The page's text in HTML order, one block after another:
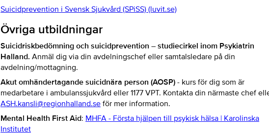
Suicidprevention i Svensk Sjukvård (SPiSS) (luvit.se)
Övriga utbildningar
Suicidriskbedömning och suicidprevention – studiecirkel inom Psykiatrin
Halland. Anmäl dig via din avdelningschef eller samtalsledare på din
avdelning/mottagning.
Akut omhändertagande suicidnära person (AOSP) - kurs för dig som är
medarbetare i ambulanssjukvård eller 1177 VPT. Kontakta din närmaste chef
ASH.kansli@regionhalland.se för mer information.
Mental Health First Aid: MHFA - Första hjälpen till psykisk hälsa | Karolinska
Institutet